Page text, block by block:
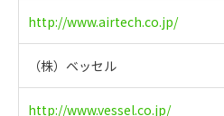
http://www.airtech.co.jp/
（株）ベッセル
http://www.vessel.co.jp/